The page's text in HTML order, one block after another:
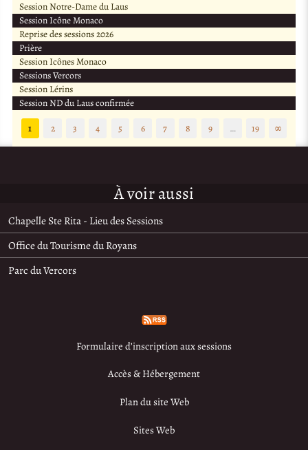
Session Notre-Dame du Laus
Session Icône Monaco
Reprise des sessions 2026
Prière
Session Icônes Monaco
Sessions Vercors
Session Lérins
Session ND du Laus confirmée
1
2 3 4 5 6 7 8 9 … 19 ∞
À voir aussi
Chapelle Ste Rita - Lieu des Sessions
Office du Tourisme du Royans
Parc du Vercors
Formulaire d’inscription aux sessions
Accès & Hébergement
Plan du site Web
Sites Web